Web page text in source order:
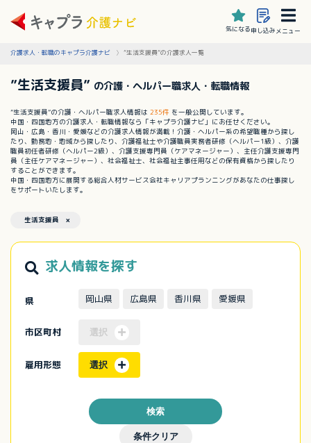
気になる申し込みメニュー
介護求人・転職のキャプラ介護ナビ ”生活支援員”の介護求人一覧
”生活支援員” の介護・ヘルパー職求人・転職情報
”生活支援員”の介護・ヘルパー職求人情報は 235件 を一般公開しています。
中国・四国地方の介護求人・転職情報なら「キャプラ介護ナビ」にお任せください。
岡山・広島・香川・愛媛などの介護求人情報が満載！介護・ヘルパー系の希望職種から探し
たり、勤務地・地域から探したり、介護福祉士や介護職員実務者研修（ヘルパー1級）、介護
職員初任者研修（ヘルパー2級）、介護支援専門員（ケアマネージャー）、主任介護支援専門
員（主任ケアマネージャー）、社会福祉士、社会福祉主事任用などの保有資格から探したり
することができます。
中国・四国地方に展開する総合人材サービス会社キャリアプランニングがあなたの仕事探し
をサポートいたします。
生活支援員 ×
求人情報を探す
県 岡山県 広島県 香川県 愛媛県
市区町村 選択
雇用形態 選択
条件クリア
検索